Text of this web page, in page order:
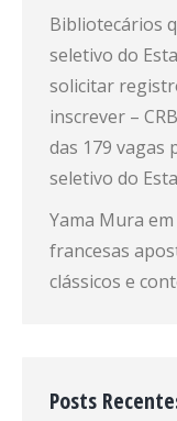
Bibliotecários
seletivo do
solicitar
inscrever –
das 179 vagas
seletivo do
Yama Mura em
francesas
clássicos e
Posts